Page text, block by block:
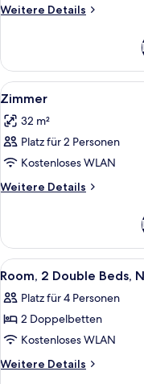
Weitere Details
Weitere
1 King-
Bett,
Nichtraucher
Alle
Fotos
für
Zimmer
anzeigen
4
Zimmer
32 m²
Platz für 2 Personen
Kostenloses WLAN
Weitere Details
Weitere
Alle
Fotos
für
Room,
2
Double
12
Room, 2 Double Beds,
Platz für 4 Personen
2 Doppelbetten
Kostenloses WLAN
Weitere Details
Weitere